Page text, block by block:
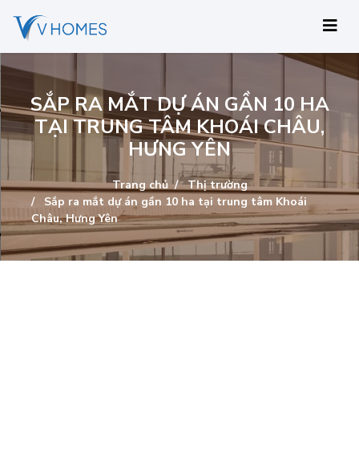
SẮP RA MẮT DỰ ÁN GẦN 10 HA
TẠI TRUNG TÂM KHOÁI CHÂU,
HƯNG YÊN
Trang chủ
Thị trường
Sắp ra mắt dự án gần 10 ha tại trung tâm Khoái
Châu, Hưng Yên